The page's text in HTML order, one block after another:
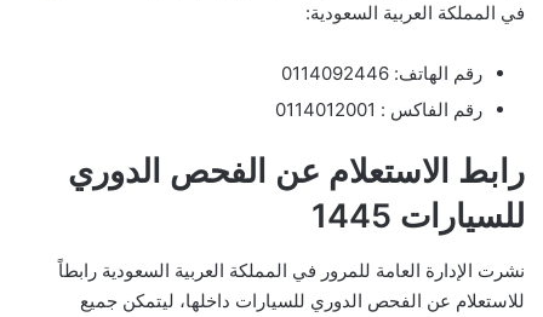
في المملكة العربية السعودية:
رقم الهاتف: 0114092446
رقم الفاكس : 0114012001
رابط الاستعلام عن الفحص الدوري
للسيارات 1445
نشرت الإدارة العامة للمرور في المملكة العربية السعودية رابطاً
للاستعلام عن الفحص الدوري للسيارات داخلها، ليتمكن جميع